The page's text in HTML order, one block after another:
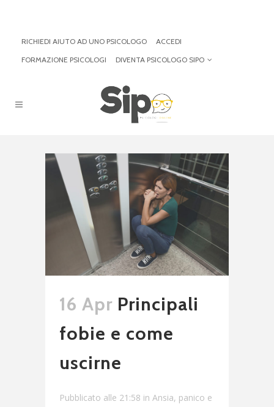
RICHIEDI AIUTO AD UNO PSICOLOGO
ACCEDI
FORMAZIONE PSICOLOGI
DIVENTA PSICOLOGO SIPO
16 Apr Principali
fobie e come
uscirne
Pubblicato alle 21:58 in Ansia, panico e